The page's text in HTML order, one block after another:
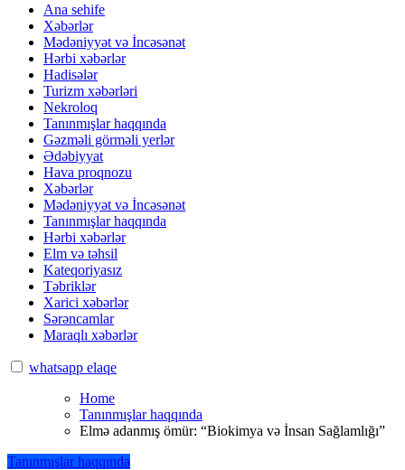
Ana sehife
Xəbərlər
Mədəniyyət və İncəsənət
Hərbi xəbərlər
Hadisələr
Turizm xəbərləri
Nekroloq
Tanınmışlar haqqında
Gəzməli görməli yerlər
Ədəbiyyat
Hava proqnozu
Xəbərlər
Mədəniyyət və İncəsənət
Tanınmışlar haqqında
Hərbi xəbərlər
Elm və təhsil
Kateqoriyasız
Təbriklər
Xarici xəbərlər
Sərəncamlar
Maraqlı xəbərlər
whatsapp elaqe
Home
Tanınmışlar haqqında
Elmə adanmış ömür: “Biokimya və İnsan Sağlamlığı”
Tanınmışlar haqqında